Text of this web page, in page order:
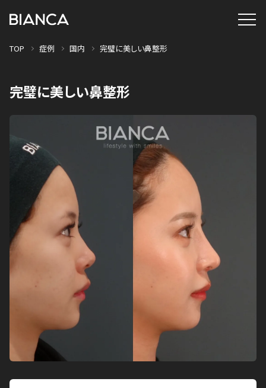
TOP 症例 国内 完璧に美しい鼻整形
完璧に美しい鼻整形